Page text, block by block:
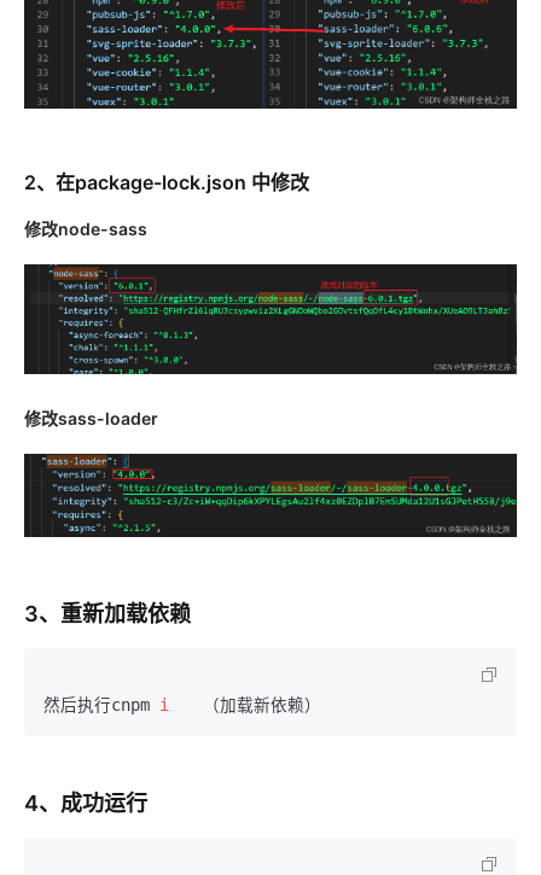
2、在package-lock.json 中修改
修改node-sass
修改sass-loader
3、重新加载依赖
然后执行cnpm i
4、成功运行